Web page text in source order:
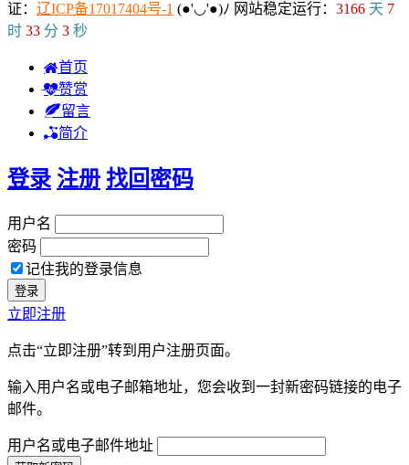
证： 辽ICP备17017404号-1 (●'◡'●)ﾉ 网站稳定运行： 3166 天 7
时 33 分 4 秒
首页
赞赏
留言
简介
登录 注册 找回密码
用户名
密码
记住我的登录信息
立即注册
点击“立即注册”转到用户注册页面。
输入用户名或电子邮箱地址，您会收到一封新密码链接的电子
邮件。
用户名或电子邮件地址